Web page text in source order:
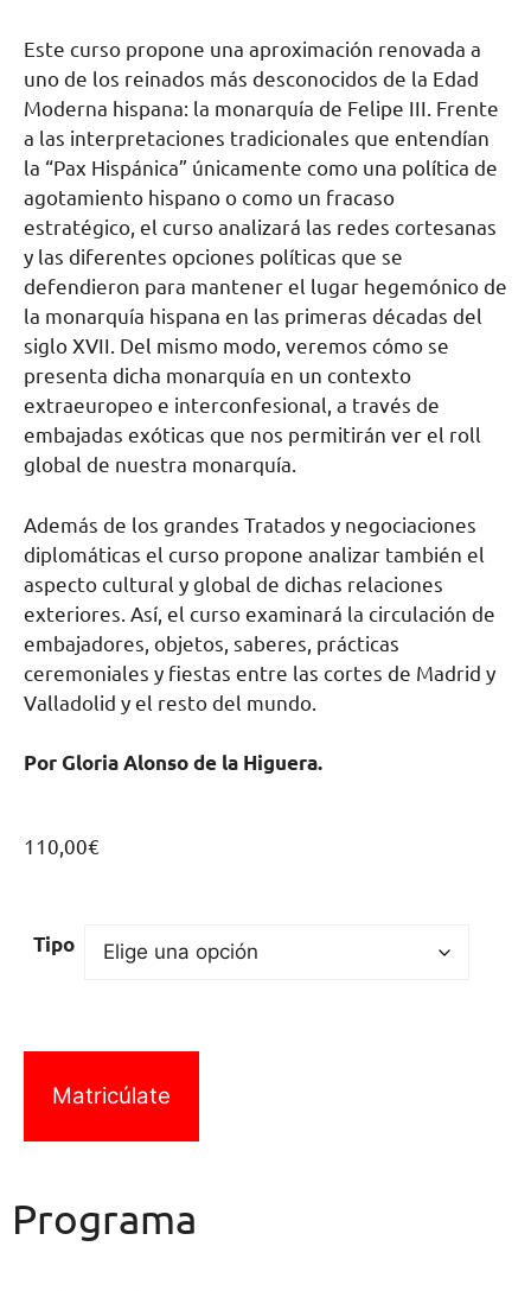
Este curso propone una aproximación renovada a
uno de los reinados más desconocidos de la Edad
Moderna hispana: la monarquía de Felipe III. Frente
a las interpretaciones tradicionales que entendían
la “Pax Hispánica” únicamente como una política de
agotamiento hispano o como un fracaso
estratégico, el curso analizará las redes cortesanas
y las diferentes opciones políticas que se
defendieron para mantener el lugar hegemónico de
la monarquía hispana en las primeras décadas del
siglo XVII. Del mismo modo, veremos cómo se
presenta dicha monarquía en un contexto
extraeuropeo e interconfesional, a través de
embajadas exóticas que nos permitirán ver el roll
global de nuestra monarquía.
Además de los grandes Tratados y negociaciones
diplomáticas el curso propone analizar también el
aspecto cultural y global de dichas relaciones
exteriores. Así, el curso examinará la circulación de
embajadores, objetos, saberes, prácticas
ceremoniales y fiestas entre las cortes de Madrid y
Valladolid y el resto del mundo.
Por Gloria Alonso de la Higuera.
110,00€
Tipo
Matricúlate
Programa